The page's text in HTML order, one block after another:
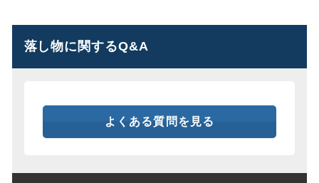
落し物に関するQ&A
よくある質問を見る